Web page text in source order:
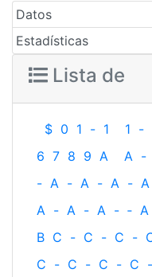
Datos
Estadísticas
Lista de
$ 0 1 - 1 1 -
6 7 8 9 A A -
- A - A - A - A
A - A - A - ‐ A
B C - C - C -
C - C - C - C -